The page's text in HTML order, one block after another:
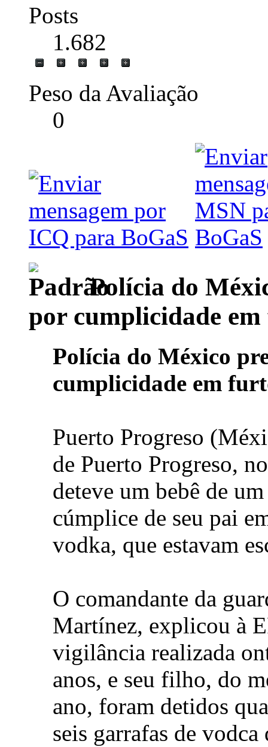
Posts
1.682
Peso da Avaliação
0
Polícia do
por cumplicidade
Polícia do México
cumplicidade em
Puerto Progreso
de Puerto Progreso,
deteve um bebê de
cúmplice de seu pai
vodka, que estavam
O comandante da
Martínez, explicou à
vigilância realizada
anos, e seu filho, do
ano, foram detidos
seis garrafas de